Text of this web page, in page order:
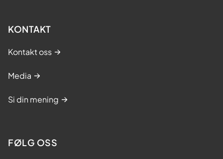
KONTAKT
Kontakt oss
Media
Si din mening
FØLG OSS